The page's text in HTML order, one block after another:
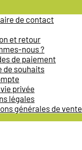
de contact
et retour
nous ?
de paiement
de souhaits
privée
légales
générales de vente